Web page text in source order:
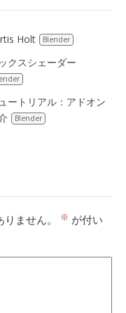
Holt Blender
クスシェーダー
ートリアル：アドオン
Blender
ません。 ※ が付い